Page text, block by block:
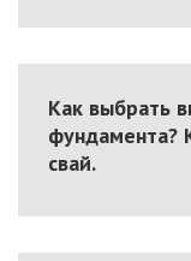
Как выбрать
фундамента?
свай.